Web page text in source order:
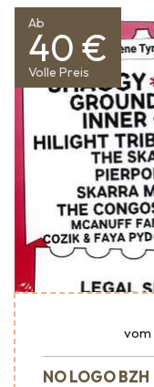
Ab
40 €
Volle Preis
vom
NO LOGO BZH